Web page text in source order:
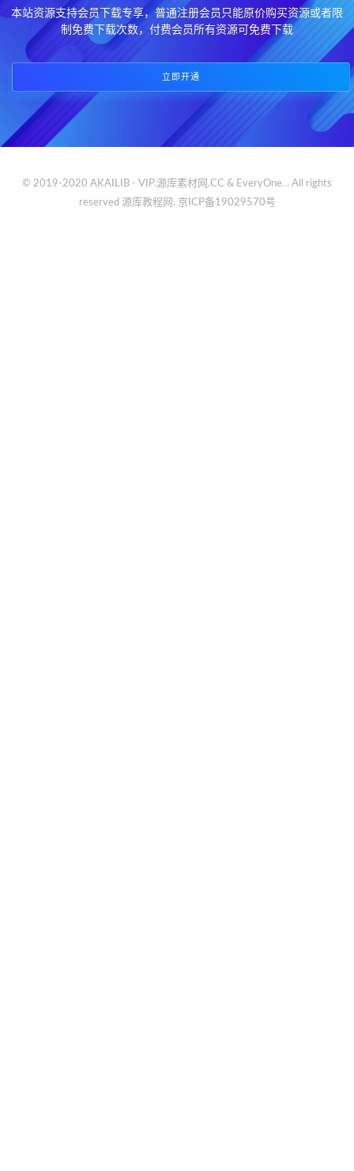
本站资源支持会员下载专享，普通注册会员只能原价购买资源或者限
制免费下载次数，付费会员所有资源可免费下载
立即开通
© 2019-2020 AKAILIB - VIP.源库素材网.CC & EveryOne. . All rights
reserved 源库教程网. 京ICP备19029570号